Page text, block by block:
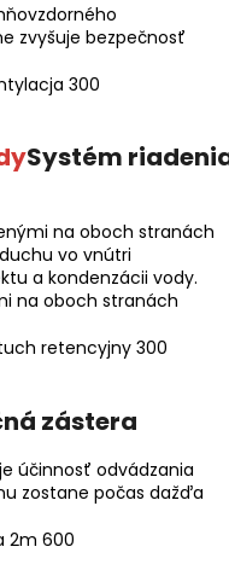
zvyšuje bezpečnosť
Systém
na oboch stranách
vo vnútri
a kondenzácii vody.
na oboch stranách
zástera
účinnosť odvádzania
zostane počas dažďa